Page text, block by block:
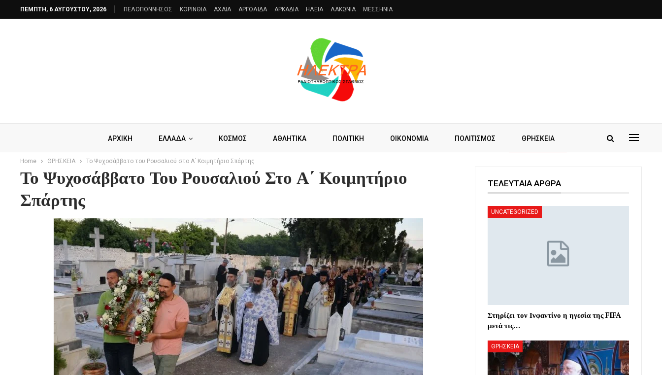
ΠΈΜΠΤΗ, 6 ΑΥΓΟΎΣΤΟΥ, 2026 ΠΕΛΟΠΟΝΝΗΣΟΣ ΚΟΡΙΝΘΙΑ AXAIA ΑΡΓΟΛΙΔΑ ΑΡΚΑΔΙΑ ΗΛΕΙΑ ΛΑΚΩΝΙΑ ΜΕΣΣΗΝΙΑ
ΑΡΧΙΚΗ ΕΛΛΑΔΑ ΚΟΣΜΟΣ ΑΘΛΗΤΙΚΑ ΠΟΛΙΤΙΚΗ ΟΙΚΟΝΟΜΙΑ ΠΟΛΙΤΙΣΜΟΣ ΘΡΗΣΚΕΙΑ
Home ΘΡΗΣΚΕΙΑ Το Ψυχοσάββατο του Ρουσαλιού στο Α΄ Κοιμητήριο Σπάρτης
Το Ψυχοσάββατο Του Ρουσαλιού Στο Α΄ Κοιμητήριο
Σπάρτης
ΤΕΛΕΥΤΑΙΑ ΑΡΘΡΑ
UNCATEGORIZED
Στηρίζει τον Ινφαντίνο η ηγεσία της FIFA
μετά τις…
ΘΡΗΣΚΕΙΑ